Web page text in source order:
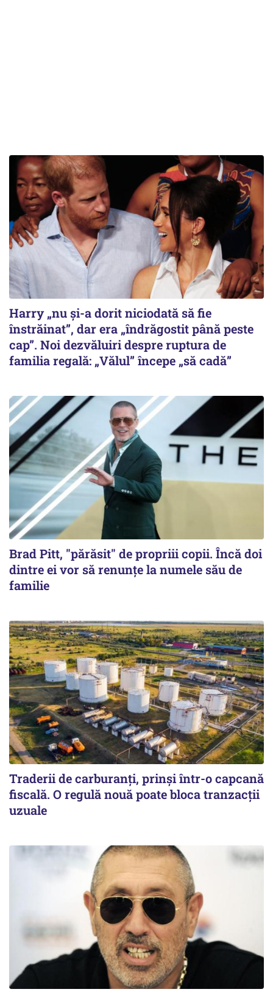
Harry „nu și-a dorit niciodată să fie
înstrăinat”, dar era „îndrăgostit până peste
cap”. Noi dezvăluiri despre ruptura de
familia regală: „Vălul” începe „să cadă”
Brad Pitt, "părăsit" de propriii copii. Încă doi
dintre ei vor să renunțe la numele său de
familie
Traderii de carburanți, prinși într-o capcană
fiscală. O regulă nouă poate bloca tranzacții
uzuale